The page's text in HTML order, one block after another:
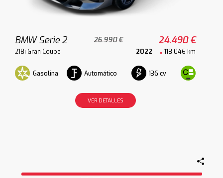
BMW Serie 2 26.990 € 24.490 €
218i Gran Coupe 2022 118.046 km
Gasolina Automático 136 cv
VER DETALLES